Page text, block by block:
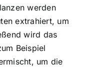
werden
extrahiert, um
wird das
Beispiel
um die